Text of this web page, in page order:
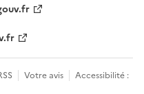
Votre avis Accessibilité :